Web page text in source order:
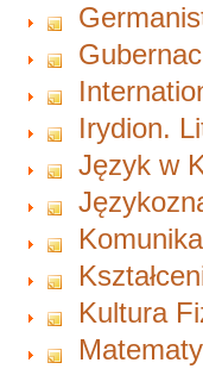
Irydion.
Język w
Kultura